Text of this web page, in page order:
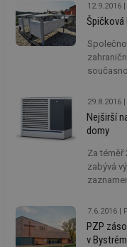
12.9.2016
Špičková
nejen
životního
29.8.2016
Nejširší
domy
Za téměř
zabývá
je
situace
čerpadlo
7.6.2016
PZP
v Bystrém